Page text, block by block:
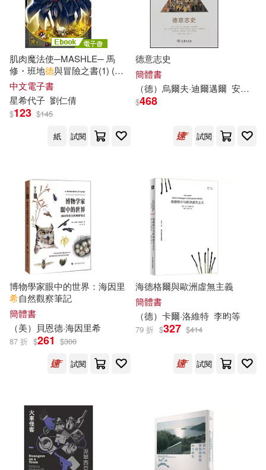
Peter Mittsuru(12)
SS-Paradise(12)
lovepop.net(12)
イスラーフィール(12)
上海市測繪院(12)
亞佛烈德．希區考克(12)
人民交通出版社(12)
佐藤秀峰(12) 冷媛(12)
巴金(12)
我是不白吃(12) 斷刃天涯(12)
曾貴海(12)
李發新(12) 東崎惟子(12)
上海文化出版社(64)
上海科技教育出版社(64)
中國石化出版社(64) 五南(64)
高等教育出版社(64)
吉林大學出版社(63)
得利影視(63)
目川文化數位股份有限公司(63)
中國旅游出版社(62) 幼福(62)
五洲傳播出版社(61)
中國對外翻譯出版公司(60)
太雅出版社(60)
肌肉魔法使─MASHLE─ 馬
修・班地德與冒險之書(1) (電
子書)
中文電子書
星希代子 劉仁倩
$123 $145
紙
試閱
德意志史
簡體書
（德）烏爾夫·迪爾邁爾 安德烈亞斯·格斯特里希
$468
試閱
博物學家眼中的世界：海因里
希自然觀察筆記
簡體書
（美）貝恩德·海因里希
87 折 $261 $300
試閱
海德格爾與歐洲虛無主義
簡體書
（德）卡爾·洛維特 李昀等
79 折 $327 $414
試閱